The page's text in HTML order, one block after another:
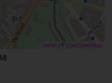
Leaflet| © OpenStreetMap